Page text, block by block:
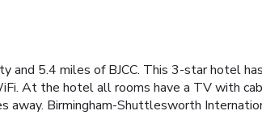
and 5.4 miles of BJCC. This 3-star hotel
At the hotel all rooms have a TV with
away. Birmingham-Shuttlesworth